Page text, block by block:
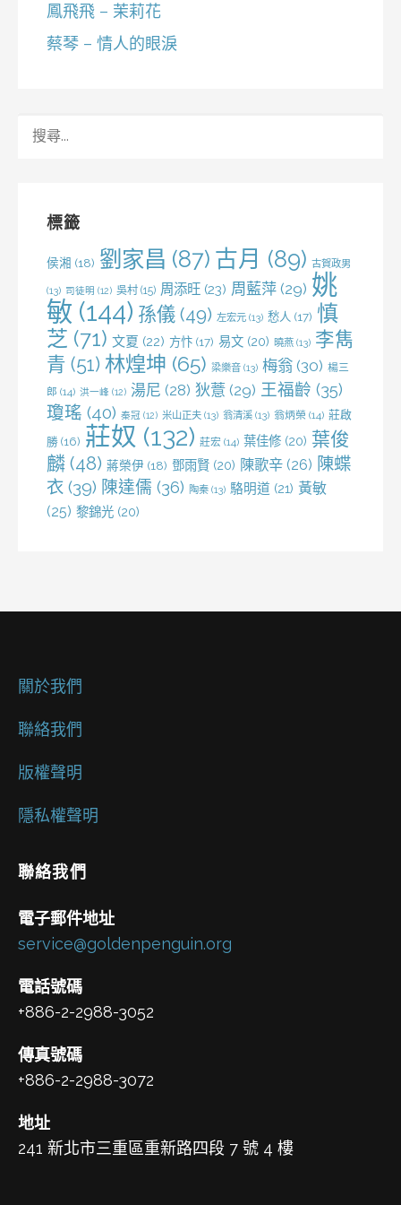
鳳飛飛 – 茉莉花
蔡琴 – 情人的眼淚
標籤
侯湘 (18) 劉家昌 (87) 古月 (89) 古賀政男
(13) 司徒明 (12) 吳村 (15) 周添旺 (23) 周藍萍 (29) 姚
敏 (144) 孫儀 (49) 左宏元 (13) 愁人 (17) 慎
芝 (71) 文夏 (22) 方忭 (17) 易文 (20) 曉燕 (13) 李雋
青 (51) 林煌坤 (65) 梁樂音 (13) 梅翁 (30) 楊三
郎 (14) 洪一峰 (12) 湯尼 (28) 狄薏 (29) 王福齡 (35)
瓊瑤 (40) 秦冠 (12) 米山正夫 (13) 翁清溪 (13) 翁炳榮 (14) 莊啟
勝 (16) 莊奴 (132) 莊宏 (14) 葉佳修 (20) 葉俊
麟 (48) 蔣榮伊 (18) 鄧雨賢 (20) 陳歌辛 (26) 陳蝶
衣 (39) 陳達儒 (36) 陶秦 (13) 駱明道 (21) 黃敏
(25) 黎錦光 (20)
關於我們
聯絡我們
版權聲明
隱私權聲明
聯絡我們
電子郵件地址
service@goldenpenguin.org
電話號碼
+886-2-2988-3052
傳真號碼
+886-2-2988-3072
地址
241 新北市三重區重新路四段 7 號 4 樓